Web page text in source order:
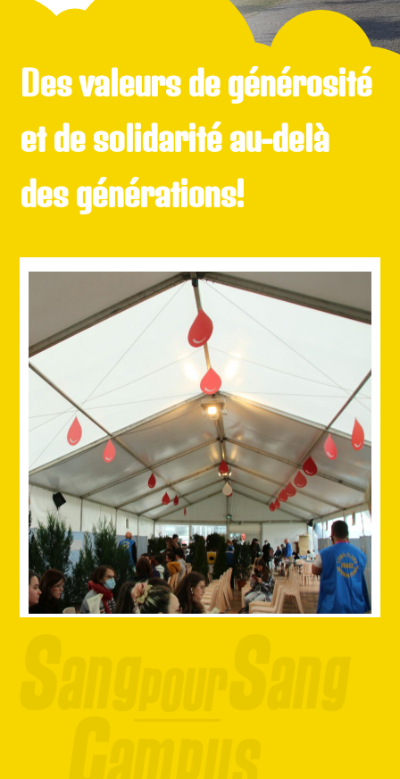
Des valeurs de générosité
et de solidarité au-delà
des générations!